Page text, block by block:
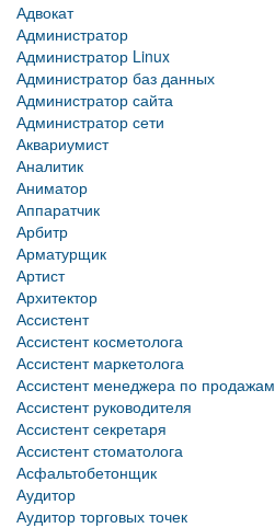
Адвокат
Администратор
Администратор Linux
Администратор баз данных
Администратор сайта
Администратор сети
Аквариумист
Аналитик
Аниматор
Аппаратчик
Арбитр
Арматурщик
Артист
Архитектор
Ассистент
Ассистент косметолога
Ассистент маркетолога
Ассистент менеджера по продажам
Ассистент руководителя
Ассистент секретаря
Ассистент стоматолога
Асфальтобетонщик
Аудитор
Аудитор торговых точек